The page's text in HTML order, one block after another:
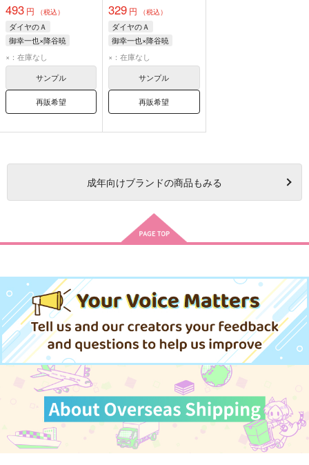
493 円 （税込）
ダイヤのＡ
御幸一也×降谷暁
御幸一也
×：在庫なし
サンプル
再販希望
329 円 （税込）
ダイヤのＡ
御幸一也×降谷暁
御幸一也
×：在庫なし
サンプル
再販希望
成年向けブランドの商品もみる